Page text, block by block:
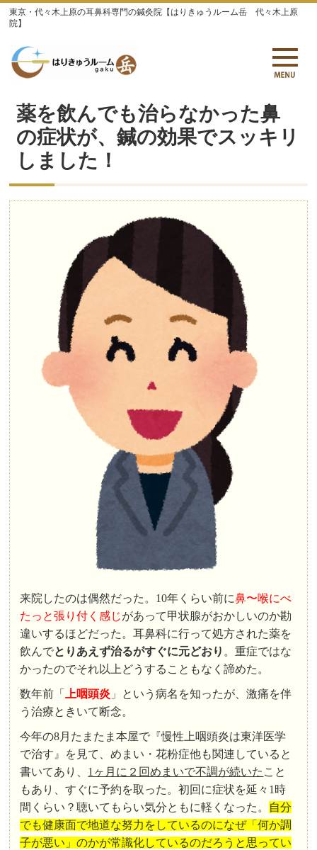
東京・代々木上原の耳鼻科専門の鍼灸院【はりきゅうルーム岳 代々木上原
院】
薬を飲んでも治らなかった鼻
の症状が、鍼の効果でスッキリ
しました！
来院したのは偶然だった。10年くらい前に鼻〜喉にべ
たっと張り付く感じがあって甲状腺がおかしいのか勘
違いするほどだった。耳鼻科に行って処方された薬を
飲んでとりあえず治るがすぐに元どおり 。重症ではな
かったのでそれ以上どうすることもなく諦めた。
数年前「 上咽頭炎 」という病名を知ったが、激痛を伴
う治療ときいて断念。
今年の8月たまたま本屋で『慢性上咽頭炎は東洋医学
で治す』を見て、めまい・花粉症他も関連していると
書いてあり、 1ヶ月に２回めまいで不調が続いた こと
もあり、すぐに予約を取った。初回に症状を延々1時
間くらい？聴いてもらい気分ともに軽くなった。 自分
でも健康面で地道な努力をしているのになぜ「何か調
子が悪い」のかが常識化しているのだろうと思ってい